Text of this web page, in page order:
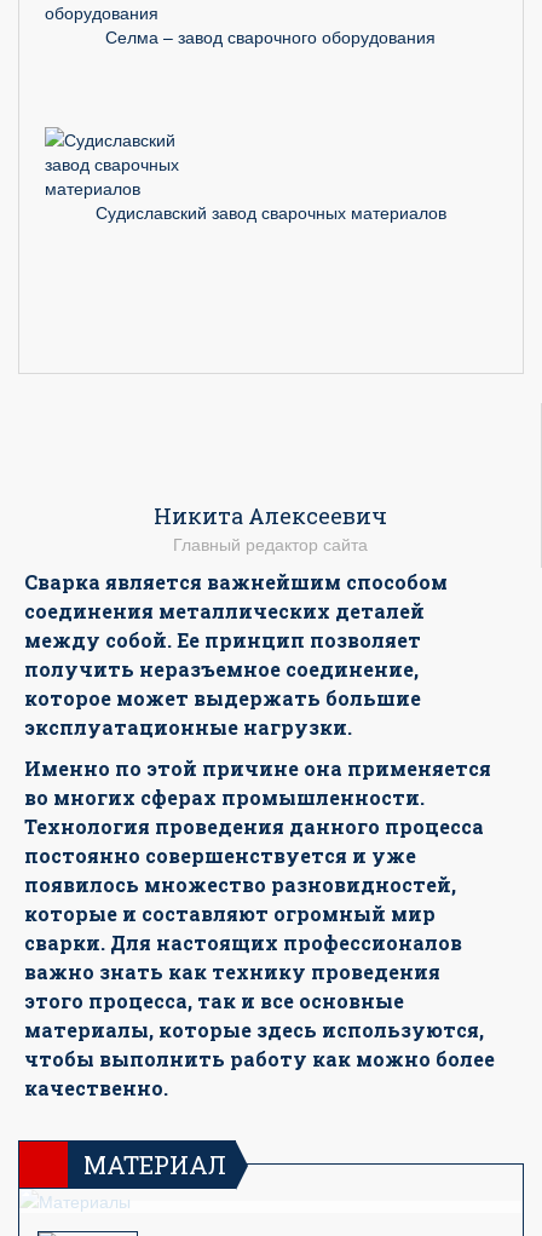
Селма – завод сварочного оборудования
Судиславский завод сварочных материалов
Никита Алексеевич
Главный редактор сайта
Сварка является важнейшим способом
соединения металлических деталей
между собой. Ее принцип позволяет
получить неразъемное соединение,
которое может выдержать большие
эксплуатационные нагрузки.
Именно по этой причине она применяется
во многих сферах промышленности.
Технология проведения данного процесса
постоянно совершенствуется и уже
появилось множество разновидностей,
которые и составляют огромный мир
сварки. Для настоящих профессионалов
важно знать как технику проведения
этого процесса, так и все основные
материалы, которые здесь используются,
чтобы выполнить работу как можно более
качественно.
МАТЕРИАЛ